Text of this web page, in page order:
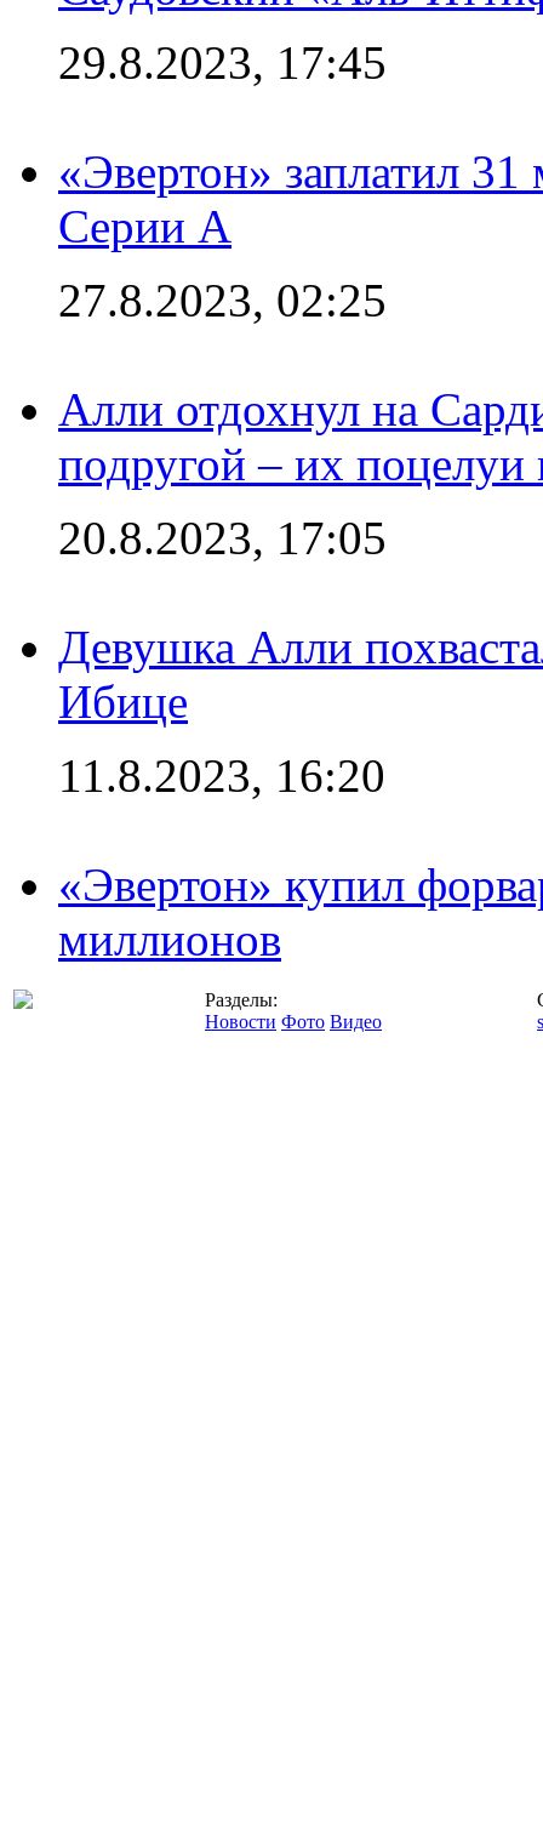
29.8.2023, 17:45
«Эвертон» заплатил
Серии А
27.8.2023, 02:25
Алли отдохнул на
подругой – их поцелуи
20.8.2023, 17:05
Девушка Алли
Ибице
11.8.2023, 16:20
«Эвертон» купил
миллионов
Разделы:
Новости Фото Видео